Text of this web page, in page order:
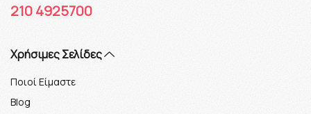
210 4925700
Xρήσιμες Σελίδες
Ποιοί Είμαστε
Blog